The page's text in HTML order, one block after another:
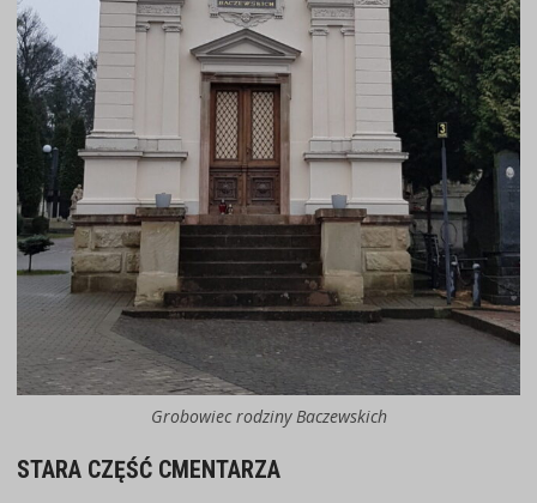
Grobowiec rodziny Baczewskich
STARA CZĘŚĆ CMENTARZA